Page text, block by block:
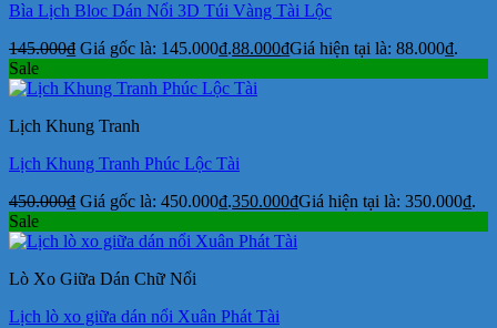
Bìa Lịch Bloc Dán Nổi 3D Túi Vàng Tài Lộc
145.000₫ Giá gốc là: 145.000₫.88.000₫Giá hiện tại là: 88.000₫.
Sale
Lịch Khung Tranh
Lịch Khung Tranh Phúc Lộc Tài
450.000₫ Giá gốc là: 450.000₫.350.000₫Giá hiện tại là: 350.000₫.
Sale
Lò Xo Giữa Dán Chữ Nổi
Lịch lò xo giữa dán nổi Xuân Phát Tài